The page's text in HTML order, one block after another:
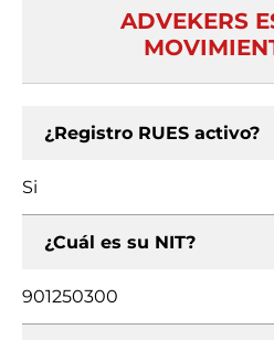
ADVEKERS
¿Registro RUES activo?
Si
¿Cuál es su NIT?
901250300